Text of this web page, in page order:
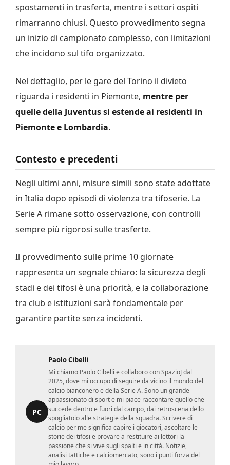
spostamenti in trasferta, mentre i settori ospiti
rimarranno chiusi. Questo provvedimento segna
un inizio di campionato complesso, con limitazioni
che incidono sul tifo organizzato.
Nel dettaglio, per le gare del Torino il divieto
riguarda i residenti in Piemonte, mentre per
quelle della Juventus si estende ai residenti in
Piemonte e Lombardia.
Contesto e precedenti
Negli ultimi anni, misure simili sono state adottate
in Italia dopo episodi di violenza tra tifoserie. La
Serie A rimane sotto osservazione, con controlli
sempre più rigorosi sulle trasferte.
Il provvedimento sulle prime 10 giornate
rappresenta un segnale chiaro: la sicurezza degli
stadi e dei tifosi è una priorità, e la collaborazione
tra club e istituzioni sarà fondamentale per
garantire partite senza incidenti.
PC
Paolo Cibelli
Mi chiamo Paolo Cibelli e collaboro con SpazioJ dal
2025, dove mi occupo di seguire da vicino il mondo del
calcio bianconero e della Serie A. Sono un grande
appassionato di sport e mi piace raccontare quello che
succede dentro e fuori dal campo, dai retroscena dello
spogliatoio alle strategie della squadra. Scrivere di
calcio per me significa capire i giocatori, ascoltare le
storie dei tifosi e provare a restituire ai lettori la
passione che si vive sugli spalti e in città. Notizie,
analisi tattiche e calciomercato, sono i punti forza del